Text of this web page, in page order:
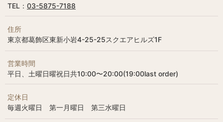
TEL： 03-5875-7188
住所
東京都葛飾区東新小岩4-25-25スクエアヒルズ1F
営業時間
平日、土曜日曜祝日共10:00〜20:00(19:00last order)
定休日
毎週火曜日 第一月曜日 第三水曜日